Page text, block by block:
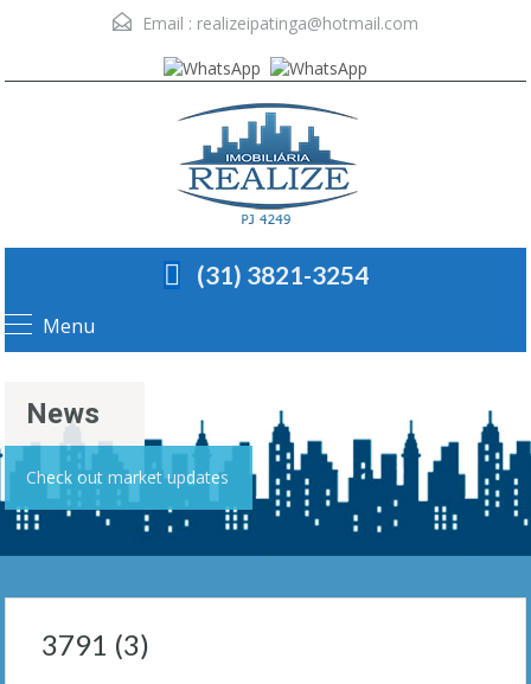
Email : realizeipatinga@hotmail.com
(31) 3821-3254
Menu
News
Check out market updates
3791 (3)